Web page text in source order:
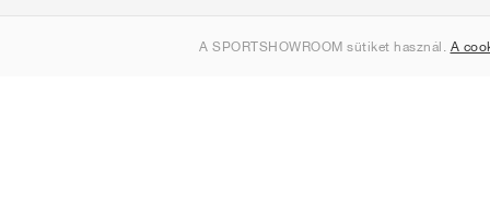
A SPORTSHOWROOM sütiket használ. A
Kapcsolat